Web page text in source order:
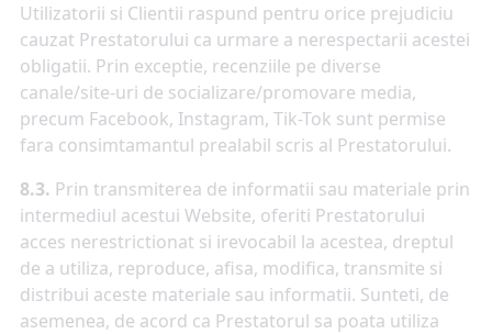
Utilizatorii si Clientii raspund pentru orice prejudiciu
cauzat Prestatorului ca urmare a nerespectarii acestei
obligatii. Prin exceptie, recenziile pe diverse
canale/site-uri de socializare/promovare media,
precum Facebook, Instagram, Tik-Tok sunt permise
fara consimtamantul prealabil scris al Prestatorului.
8.3. Prin transmiterea de informatii sau materiale prin
intermediul acestui Website, oferiti Prestatorului
acces nerestrictionat si irevocabil la acestea, dreptul
de a utiliza, reproduce, afisa, modifica, transmite si
distribui aceste materiale sau informatii. Sunteti, de
asemenea, de acord ca Prestatorul sa poata utiliza